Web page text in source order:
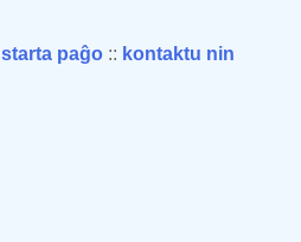
starta paĝo :: kontaktu nin